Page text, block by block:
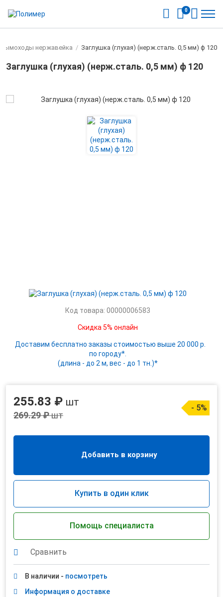
0
Дымоходы нержавейка / Заглушка (глухая) (нерж.сталь. 0,5 мм) ф 120
Заглушка (глухая) (нерж.сталь. 0,5 мм) ф 120
Код товара: 00000006583
Скидка 5% онлайн
Доставим бесплатно заказы стоимостью выше 20 000 р.
по городу*.
(длина - до 2 м, вес - до 1 тн.)*
255.83 ₽ шт
269.29 ₽шт
- 5%
Добавить в корзину
Купить в один клик
Помощь специалиста
Сравнить
В наличии - посмотреть
Информация о доставке